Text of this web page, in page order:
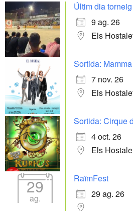
Últim dia torneig
9 ag. 26
Els
Sortida:
7 nov. 26
Els
Sortida: Cirque
4 oct. 26
Els
29
ag.
RaïmFest
29 ag. 26